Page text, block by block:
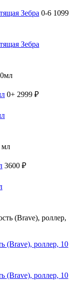
Зебра 0-6 1099
Зебра
0+ 2999 ₽
3600 ₽
(Brave), роллер, 10
(Brave), роллер, 10